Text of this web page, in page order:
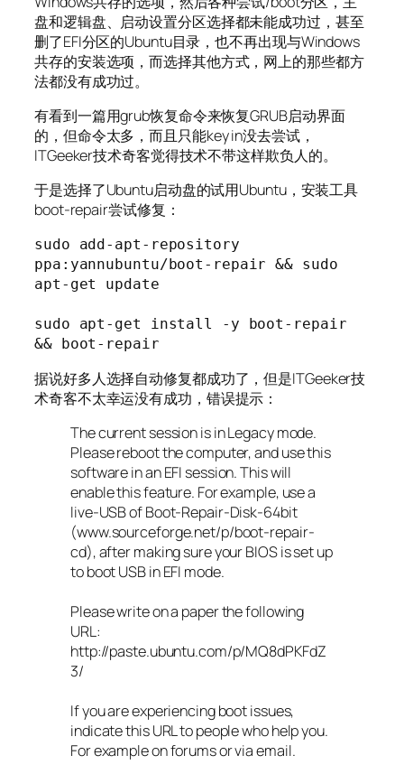
盘和逻辑盘、启动设置分区选择都未能成功过，甚至
删了EFI分区的Ubuntu目录，也不再出现与Windows
共存的安装选项，而选择其他方式，网上的那些都方
法都没有成功过。
有看到一篇用grub恢复命令来恢复GRUB启动界面
的，但命令太多，而且只能key in没去尝试，
ITGeeker技术奇客觉得技术不带这样欺负人的。
于是选择了Ubuntu启动盘的试用Ubuntu，安装工具
boot-repair尝试修复：
sudo add-apt-repository
ppa:yannubuntu/boot-repair && sudo
apt-get update
sudo apt-get install -y boot-repair
&& boot-repair
据说好多人选择自动修复都成功了，但是ITGeeker技
术奇客不太幸运没有成功，错误提示：
The current session is in Legacy mode.
Please reboot the computer, and use this
software in an EFI session. This will
enable this feature. For example, use a
live-USB of Boot-Repair-Disk-64bit
(www.sourceforge.net/p/boot-repair-
cd), after making sure your BIOS is set up
to boot USB in EFI mode.
Please write on a paper the following
URL:
http://paste.ubuntu.com/p/MQ8dPKFdZ
3/
If you are experiencing boot issues,
indicate this URL to people who help you.
For example on forums or via email.